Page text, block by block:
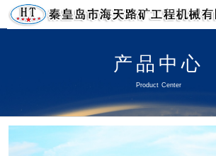
官网首页
工程案例
产品中心
Product Center